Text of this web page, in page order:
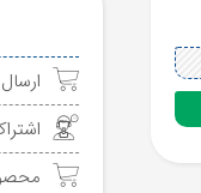
ارسال 100 درصد رایگان باسلام از
اشتراک
محصولات